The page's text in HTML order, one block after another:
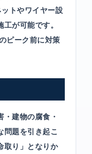
トやワイヤー設
が可能です。
ピーク前に対策
・建物の腐食・
問題を引き起こ
取り」となりか